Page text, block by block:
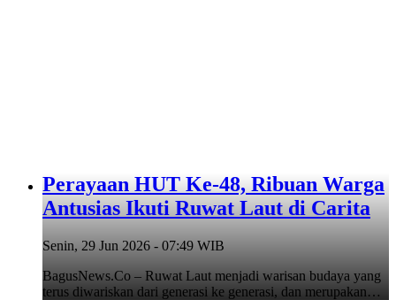
Perayaan HUT Ke-48, Ribuan Warga
Antusias Ikuti Ruwat Laut di Carita
Senin, 29 Jun 2026 - 07:49 WIB
BagusNews.Co – Ruwat Laut menjadi warisan budaya yang
terus diwariskan dari generasi ke generasi, dan merupakan…